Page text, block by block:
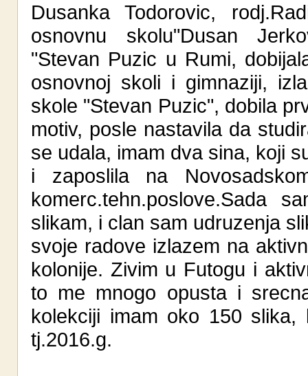
Dusanka Todorovic,
osnovnu skolu"Dusan
"Stevan Puzic u Rumi,
osnovnoj skoli i gimnaziji,
skole "Stevan Puzic", dobila
motiv, posle nastavila da
se udala, imam dva sina, koji
i zaposlila na
komerc.tehn.poslove.Sada
slikam, i clan sam udruzenja
svoje radove izlazem na
kolonije. Zivim u Futogu i
to me mnogo opusta i
kolekciji imam oko 150
tj.2016.g.